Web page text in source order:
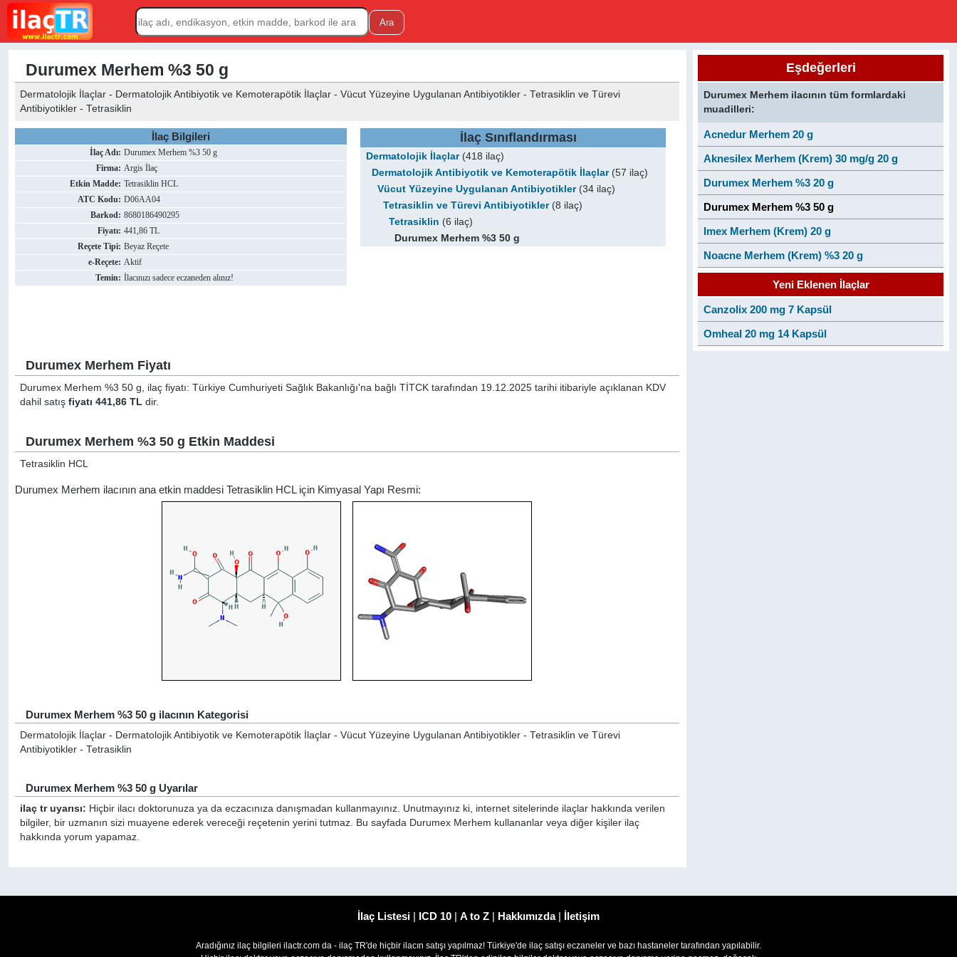
Durumex Merhem %3 50 g
Dermatolojik İlaçlar - Dermatolojik Antibiyotik ve Kemoterapötik İlaçlar - Vücut Yüzeyine Uygulanan Antibiyotikler - Tetrasiklin ve Türevi
Antibiyotikler - Tetrasiklin
İlaç Bilgileri
İlaç Adı: Durumex Merhem %3 50 g
Firma: Argis İlaç
Etkin Madde: Tetrasiklin HCL
ATC Kodu: D06AA04
Barkod: 8680186490295
Fiyatı: 441,86 TL
Reçete Tipi: Beyaz Reçete
e-Reçete: Aktif
Temin: İlacınızı sadece eczaneden alınız!
İlaç Sınıflandırması
Dermatolojik İlaçlar(418 ilaç)
Dermatolojik Antibiyotik ve Kemoterapötik İlaçlar(57 ilaç)
Vücut Yüzeyine Uygulanan Antibiyotikler(34 ilaç)
Tetrasiklin ve Türevi Antibiyotikler(8 ilaç)
Tetrasiklin (6 ilaç)
Durumex Merhem %3 50 g
Durumex Merhem Fiyatı
Durumex Merhem %3 50 g, ilaç fiyatı: Türkiye Cumhuriyeti Sağlık Bakanlığı'na bağlı TİTCK tarafından 19.12.2025 tarihi itibariyle açıklanan KDV
dahil satışfiyatı 441,86 TL dir.
Durumex Merhem %3 50 g Etkin Maddesi
Tetrasiklin HCL
Durumex Merhem ilacının ana etkin maddesi Tetrasiklin HCL için Kimyasal Yapı Resmi:
Durumex Merhem %3 50 g ilacının Kategorisi
Dermatolojik İlaçlar - Dermatolojik Antibiyotik ve Kemoterapötik İlaçlar - Vücut Yüzeyine Uygulanan Antibiyotikler - Tetrasiklin ve Türevi
Antibiyotikler - Tetrasiklin
Durumex Merhem %3 50 g Uyarılar
ilaç tr uyarısı: Hiçbir ilacı doktorunuza ya da eczacınıza danışmadan kullanmayınız. Unutmayınız ki, internet sitelerinde ilaçlar hakkında verilen
bilgiler, bir uzmanın sizi muayene ederek vereceği reçetenin yerini tutmaz. Bu sayfada Durumex Merhem kullananlar veya diğer kişiler ilaç
hakkında yorum yapamaz.
Eşdeğerleri
Durumex Merhem ilacının tüm formlardaki
muadilleri:
Acnedur Merhem 20 g
Aknesilex Merhem (Krem) 30 mg/g 20 g
Durumex Merhem %3 20 g
Durumex Merhem %3 50 g
Imex Merhem (Krem) 20 g
Noacne Merhem (Krem) %3 20 g
Yeni Eklenen İlaçlar
Canzolix 200 mg 7 Kapsül
Omheal 20 mg 14 Kapsül
İlaç Listesi | ICD 10 | A to Z | Hakkımızda| İletişim
Aradığınız ilaç bilgileri ilactr.com da - ilaç TR'de hiçbir ilacın satışı yapılmaz! Türkiye'de ilaç satışı eczaneler ve bazı hastaneler tarafından yapılabilir.